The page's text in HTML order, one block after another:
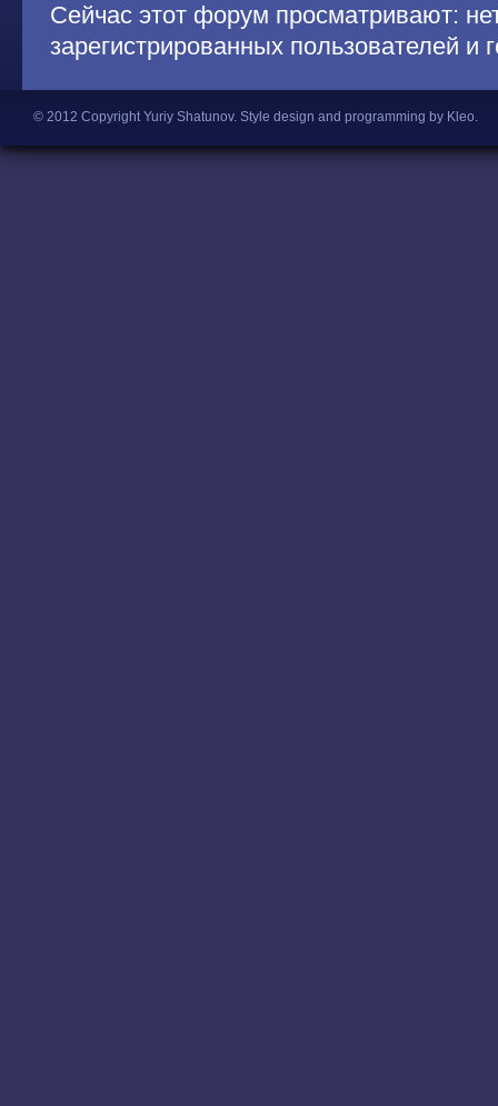
Сейчас этот форум просматривают:
зарегистрированных пользователей и
© 2012 Copyright Yuriy Shatunov. Style design and programming by Kleo.